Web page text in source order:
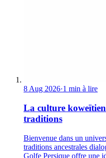
8 Aug 2026·1 min à lire
La culture
traditions
Bienvenue dans un
traditions ancestrales
Golfe Persique offre une